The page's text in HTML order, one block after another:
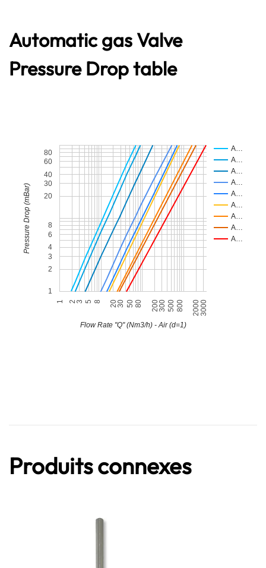
Automatic gas Valve
Pressure Drop table
Produits connexes